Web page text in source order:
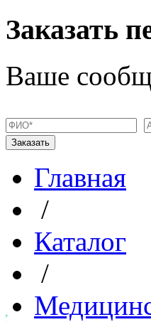
Заказать
Ваше
Главная
/
Каталог
/